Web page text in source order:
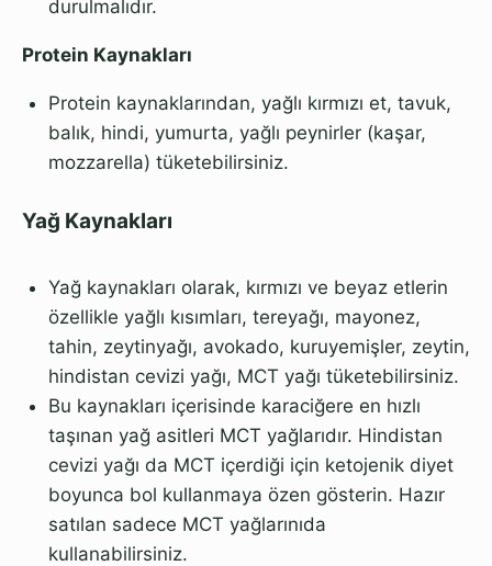
durulmalıdır.
Protein Kaynakları
Protein kaynaklarından, yağlı kırmızı et, tavuk,
balık, hindi, yumurta, yağlı peynirler (kaşar,
mozzarella) tüketebilirsiniz.
Yağ Kaynakları
Yağ kaynakları olarak, kırmızı ve beyaz etlerin
özellikle yağlı kısımları, tereyağı, mayonez,
tahin, zeytinyağı, avokado, kuruyemişler, zeytin,
hindistan cevizi yağı, MCT yağı tüketebilirsiniz.
Bu kaynakları içerisinde karaciğere en hızlı
taşınan yağ asitleri MCT yağlarıdır. Hindistan
cevizi yağı da MCT içerdiği için ketojenik diyet
boyunca bol kullanmaya özen gösterin. Hazır
satılan sadece MCT yağlarınıda
kullanabilirsiniz.